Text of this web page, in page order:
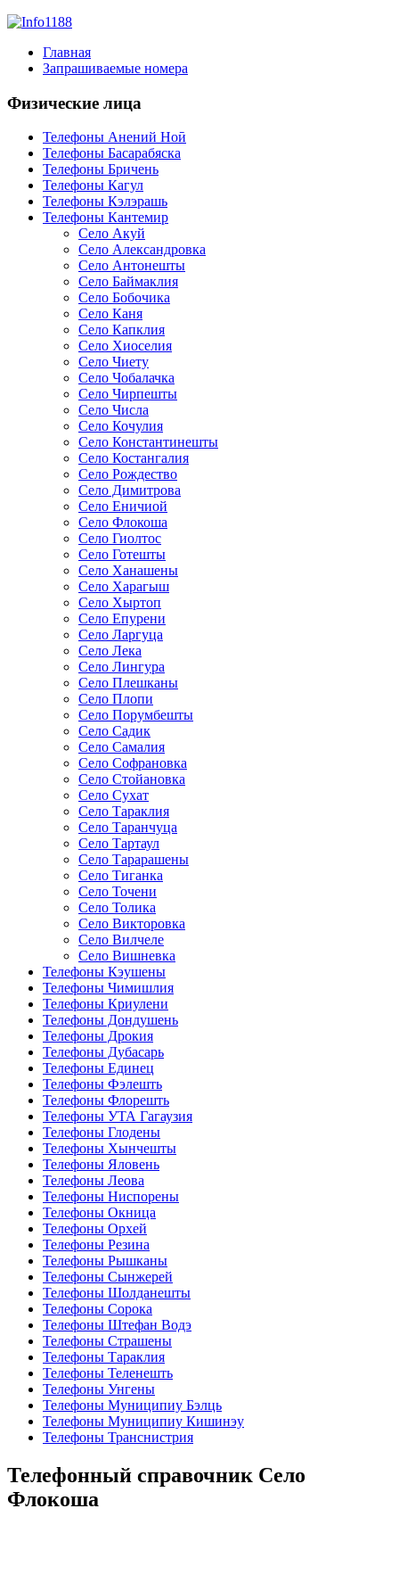
Главная
Запрашиваемые номера
Физические лица
Телефоны Анений Ноӣ
Телефоны Басарабяска
Телефоны Бричень
Телефоны Кагул
Телефоны Кэлэрашь
Телефоны Кантемир
Село Акуй
Село Александровка
Село Антонешты
Село Баймаклия
Село Бобочика
Село Каня
Село Капклия
Село Хиоселия
Село Чиету
Село Чобалачка
Село Чирпешты
Село Числа
Село Кочулия
Село Константинешты
Село Костангалия
Село Рождество
Село Димитрова
Село Еничиой
Село Флокоша
Село Гиолтос
Село Готешты
Село Ханашены
Село Харагыш
Село Хыртоп
Село Епурени
Село Ларгуца
Село Лека
Село Лингура
Село Плешканы
Село Плопи
Село Порумбешты
Село Садик
Село Самалия
Село Софрановка
Село Стойановка
Село Сухат
Село Тараклия
Село Таранчуца
Село Тартаул
Село Тарарашены
Село Тиганка
Село Точени
Село Толика
Село Викторовка
Село Вилчеле
Село Вишневка
Телефоны Кэушены
Телефоны Чимишлия
Телефоны Криулени
Телефоны Дондушень
Телефоны Дрокия
Телефоны Дубасарь
Телефоны Единец
Телефоны Фэлешть
Телефоны Флорешть
Телефоны УТА Гагаузия
Телефоны Глодены
Телефоны Хынчешты
Телефоны Яловень
Телефоны Леова
Телефоны Ниспорены
Телефоны Окница
Телефоны Орхей
Телефоны Резина
Телефоны Рышканы
Телефоны Сынжерей
Телефоны Шолданешты
Телефоны Сорока
Телефоны Штефан Водэ
Телефоны Страшены
Телефоны Тараклия
Телефоны Теленешть
Телефоны Унгены
Телефоны Муниципиу Бэлць
Телефоны Муниципиу Кишинэу
Телефоны Транснистрия
Телефонный справочник Село
Флокоша